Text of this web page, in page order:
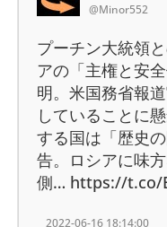
@Minor552
プーチン大統領
アの「主権と安
明。米国務省報
していることに
する国は「歴史
告。ロシアに味
側… https://t.co/
2022-06-16 18:14:00